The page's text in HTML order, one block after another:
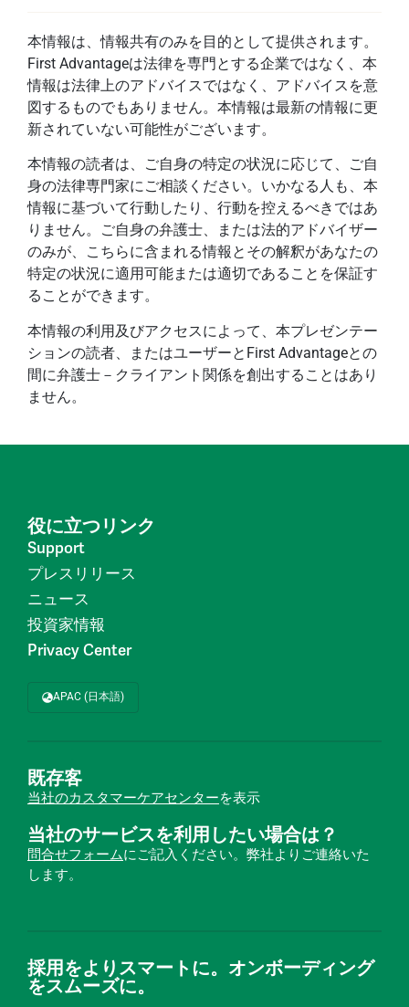
本情報は、情報共有のみを目的として提供されます。
First Advantageは法律を専門とする企業ではなく、本
情報は法律上のアドバイスではなく、アドバイスを意
図するものでもありません。本情報は最新の情報に更
新されていない可能性がございます。
本情報の読者は、ご自身の特定の状況に応じて、ご自
身の法律専門家にご相談ください。いかなる人も、本
情報に基づいて行動したり、行動を控えるべきではあ
りません。ご自身の弁護士、または法的アドバイザー
のみが、こちらに含まれる情報とその解釈があなたの
特定の状況に適用可能または適切であることを保証す
ることができます。
本情報の利用及びアクセスによって、本プレゼンテー
ションの読者、またはユーザーとFirst Advantageとの
間に弁護士－クライアント関係を創出することはあり
ません。
役に立つリンク
Support
プレスリリース
ニュース
投資家情報
Privacy Center
APAC (日本語)
既存客
当社のカスタマーケアセンターを表示
当社のサービスを利用したい場合は？
問合せフォームにご記入ください。弊社よりご連絡いた
します。
採用をよりスマートに。オンボーディング
をスムーズに。